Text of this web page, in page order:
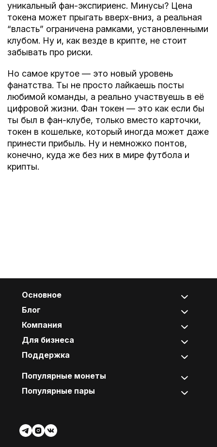
уникальный фан-экспириенс. Минусы? Цена
токена может прыгать вверх-вниз, а реальная
“власть” ограничена рамками, установленными
клубом. Ну и, как везде в крипте, не стоит
забывать про риски.
Но самое крутое — это новый уровень
фанатства. Ты не просто лайкаешь посты
любимой команды, а реально участвуешь в её
цифровой жизни. Фан токен — это как если бы
ты был в фан-клубе, только вместо карточки,
токен в кошельке, который иногда может даже
принести прибыль. Ну и немножко понтов,
конечно, куда же без них в мире футбола и
крипты.
Основное
Блог
Компания
Для бизнеса
Поддержка
Популярные монеты
Популярные пары